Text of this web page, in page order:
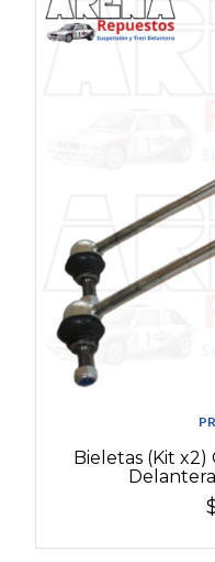
Bieletas (Kit